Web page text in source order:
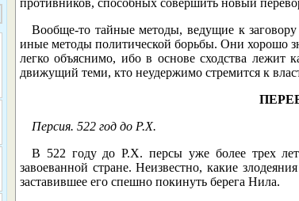
противников, способных совершить новый
Вообще-то тайные методы, ведущие к
иные методы политической борьбы. Они хорошо
легко объяснимо, ибо в основе сходства лежит
движущий теми, кто неудержимо стремится к
Персия. 522 год до Р.Х.
В 522 году до Р.Х. персы уже более трех
завоеванной стране. Неизвестно, какие
заставившее его спешно покинуть берега Нила.